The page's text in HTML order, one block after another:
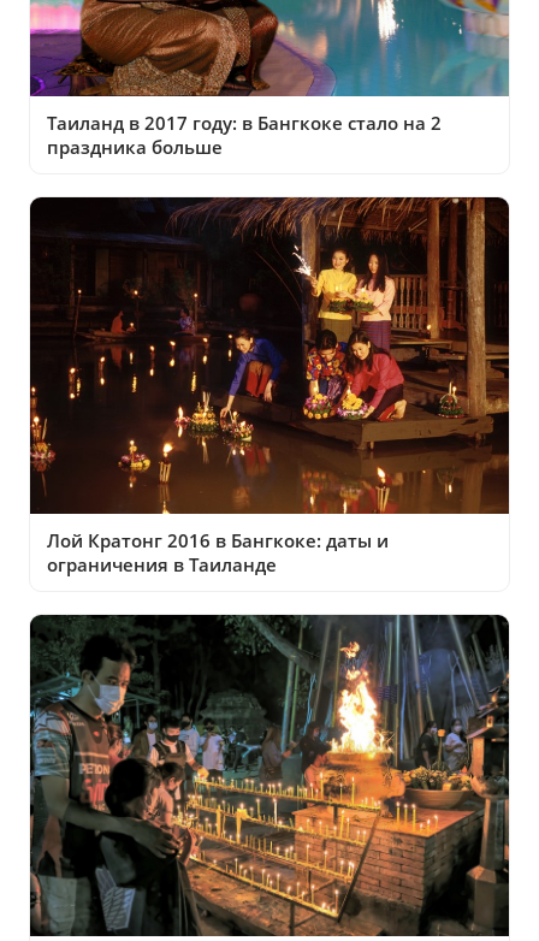
Таиланд в 2017 году: в Бангкоке стало на 2
праздника больше
Лой Кратонг 2016 в Бангкоке: даты и
ограничения в Таиланде